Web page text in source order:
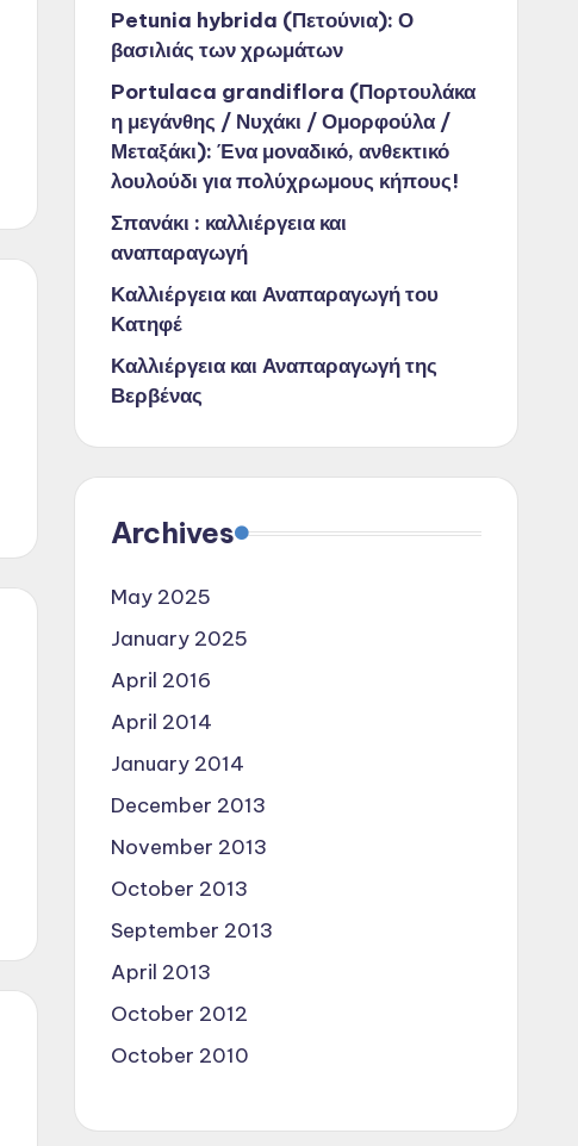
Petunia hybrida (Πετούνια): Ο
βασιλιάς των χρωμάτων
Portulaca grandiflora (Πορτουλάκα
η μεγάνθης / Νυχάκι / Ομορφούλα /
Μεταξάκι): Ένα μοναδικό, ανθεκτικό
λουλούδι για πολύχρωμους κήπους!
Σπανάκι : καλλιέργεια και
αναπαραγωγή
Καλλιέργεια και Αναπαραγωγή του
Κατηφέ
Καλλιέργεια και Αναπαραγωγή της
Βερβένας
Archives
May 2025
January 2025
April 2016
April 2014
January 2014
December 2013
November 2013
October 2013
September 2013
April 2013
October 2012
October 2010